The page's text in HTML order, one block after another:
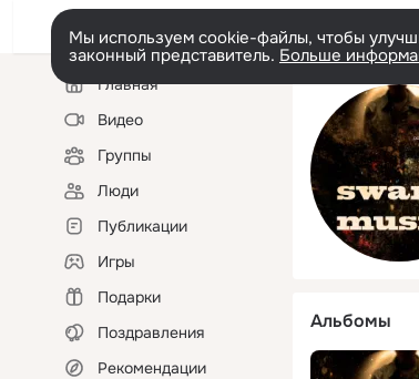
Мы используем cookie-файлы, чтобы
законный представитель. Больше
Левая
колонкаГлавная
Видео
Группы
Люди
Публикации
Игры
Подарки
Поздравления
Рекомендации
Альбомы